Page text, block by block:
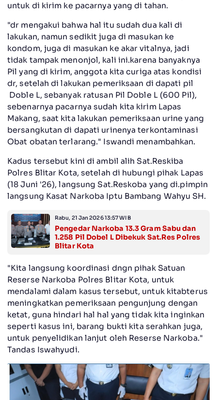
untuk di kirim ke pacarnya yang di tahan.
"dr mengakui bahwa hal itu sudah dua kali di
lakukan, namun sedikit juga di masukan ke
kondom, juga di masukan ke akar vitalnya, jadi
tidak tampak menonjol, kali ini.karena banyaknya
Pil yang di kirim, anggota kita curiga atas kondisi
dr, setelah di lakukan pemeriksaan di dapati pil
Doble L, sebanyak ratusan Pil Doble L (600 Pil),
sebenarnya pacarnya sudah kita kirim Lapas
Makang, saat kita lakukan pemeriksaan urine yang
bersangkutan di dapati urinenya terkontaminasi
Obat obatan terlarang." Iswandi menambahkan.
Kadus tersebut kini di ambil alih Sat.Reskiba
Polres Blitar Kota, setelah di hubungi pihak Lapas
(18 Juni '26), langsung Sat.Reskoba yang di.pimpin
langsung Kasat Narkoba Iptu Bambang Wahyu SH.
Rabu, 21 Jan 2026 13:57 WIB
Pengedar Narkoba 13.3 Gram Sabu dan
1.258 Pil Dobel L Dibekuk Sat.Res Polres
Blitar Kota
"Kita langsung koordinasi dngn pihak Satuan
Reserse Narkoba Polres Blitar Kota, untuk
mendalami dalam kasus tersebut, untuk kitabterus
meningkatkan pemeriksaan pengunjung dengan
ketat, guna hindari hal hal yang tidak kita inginkan
seperti kasus ini, barang bukti kita serahkan juga,
untuk penyelidikan lanjut oleh Reserse Narkoba."
Tandas Iswahyudi.